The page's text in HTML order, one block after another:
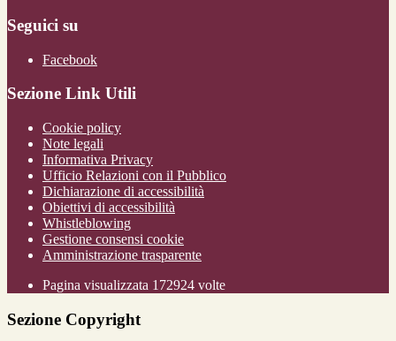
Seguici su
Facebook
Sezione Link Utili
Cookie policy
Note legali
Informativa Privacy
Ufficio Relazioni con il Pubblico
Dichiarazione di accessibilità
Obiettivi di accessibilità
Whistleblowing
Gestione consensi cookie
Amministrazione trasparente
Pagina visualizzata 172924 volte
Sezione Copyright